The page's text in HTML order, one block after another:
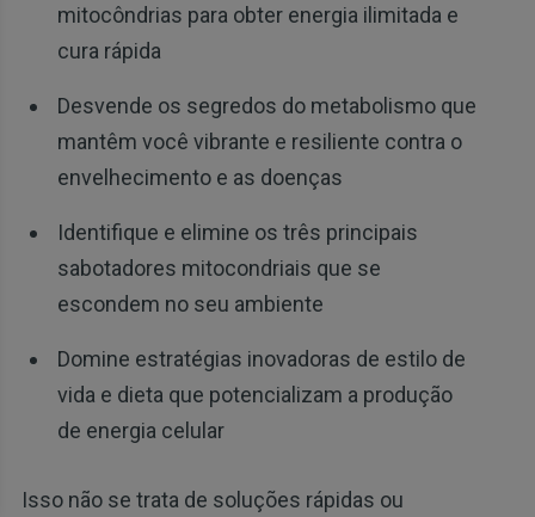
mitocôndrias para obter energia ilimitada e
cura rápida
Desvende os segredos do metabolismo que
mantêm você vibrante e resiliente contra o
envelhecimento e as doenças
Identifique e elimine os três principais
sabotadores mitocondriais que se
escondem no seu ambiente
Domine estratégias inovadoras de estilo de
vida e dieta que potencializam a produção
de energia celular
Isso não se trata de soluções rápidas ou